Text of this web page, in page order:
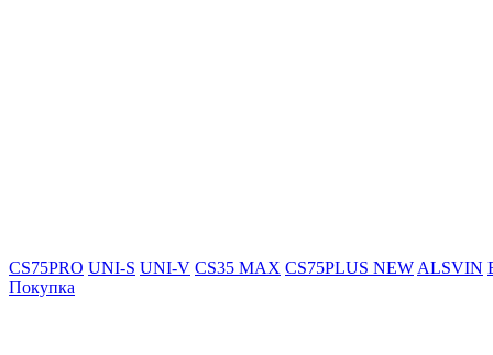
CS75PRO UNI-S UNI-V CS35 MAX CS75PLUS NEW ALSVIN
Покупка